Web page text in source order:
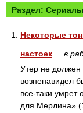
Раздел: Сериалы
1. Некоторые
настоек
в
Утер не должен
возненавидел
все-таки умрет
для Мерлина»